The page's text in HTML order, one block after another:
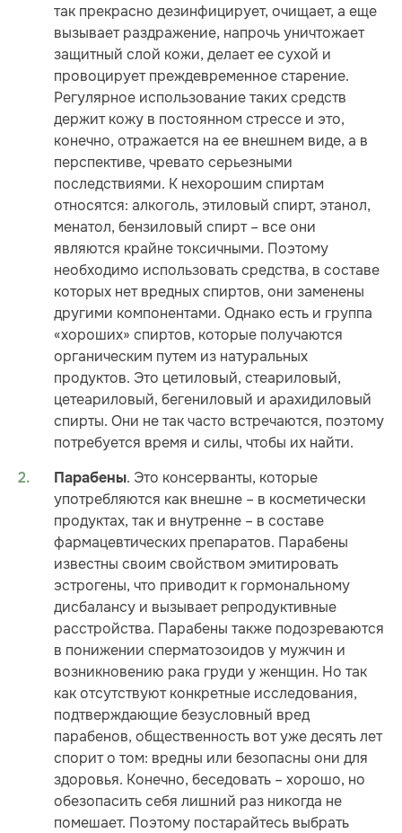
так прекрасно дезинфицирует, очищает, а еще
вызывает раздражение, напрочь уничтожает
защитный слой кожи, делает ее сухой и
провоцирует преждевременное старение.
Регулярное использование таких средств
держит кожу в постоянном стрессе и это,
конечно, отражается на ее внешнем виде, а в
перспективе, чревато серьезными
последствиями. К нехорошим спиртам
относятся: алкоголь, этиловый спирт, этанол,
менатол, бензиловый спирт – все они
являются крайне токсичными. Поэтому
необходимо использовать средства, в составе
которых нет вредных спиртов, они заменены
другими компонентами. Однако есть и группа
«хороших» спиртов, которые получаются
органическим путем из натуральных
продуктов. Это цетиловый, стеариловый,
цетеариловый, бегениловый и арахидиловый
спирты. Они не так часто встречаются, поэтому
потребуется время и силы, чтобы их найти.
Парабены. Это консерванты, которые
употребляются как внешне – в косметически
продуктах, так и внутренне – в составе
фармацевтических препаратов. Парабены
известны своим свойством эмитировать
эстрогены, что приводит к гормональному
дисбалансу и вызывает репродуктивные
расстройства. Парабены также подозреваются
в понижении сперматозоидов у мужчин и
возникновению рака груди у женщин. Но так
как отсутствуют конкретные исследования,
подтверждающие безусловный вред
парабенов, общественность вот уже десять лет
спорит о том: вредны или безопасны они для
здоровья. Конечно, беседовать – хорошо, но
обезопасить себя лишний раз никогда не
помешает. Поэтому постарайтесь выбрать